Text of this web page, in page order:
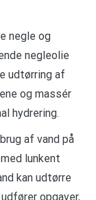
negle og
negleolie
udtørring af
og massér
hydrering.
af vand på
lunkent
kan udtørre
opgaver,